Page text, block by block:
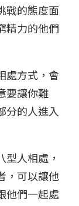
戰的態度面
精力的他們
處方式，會
要讓你難
分的人進入
型人相處，
，可以讓他
他們一起處